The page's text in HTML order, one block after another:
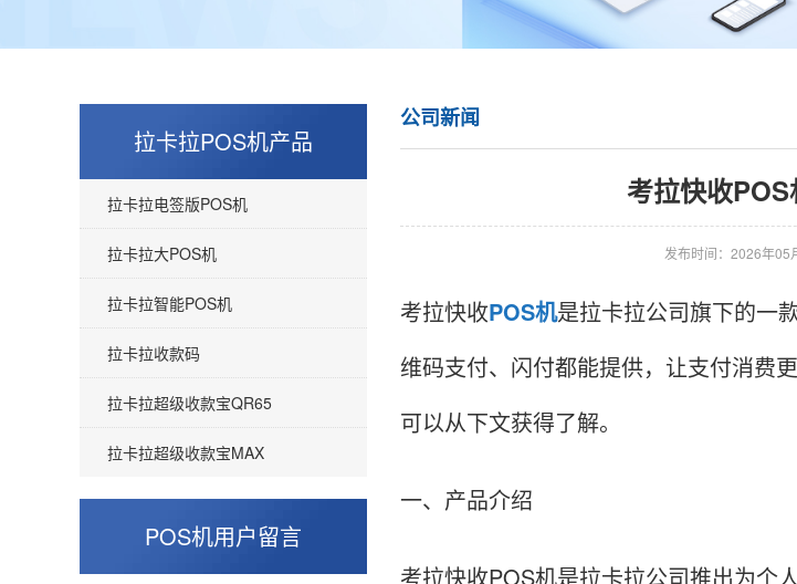
拉卡拉POS机产品
拉卡拉电签版POS机
拉卡拉大POS机
拉卡拉智能POS机
拉卡拉收款码
拉卡拉超级收款宝QR65
拉卡拉超级收款宝MAX
POS机用户留言
公司新闻
考拉快收
发布时间：2026年05
考拉快收POS机是拉卡拉公司旗下的一
维码支付、闪付都能提供，让支付消费
可以从下文获得了解。
一、产品介绍
考拉快收POS机是拉卡拉公司推出为个